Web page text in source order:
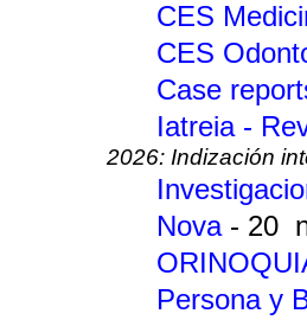
CES
CES
Case
Iatreia -
2026: Indización
Nova - 20
Persona y